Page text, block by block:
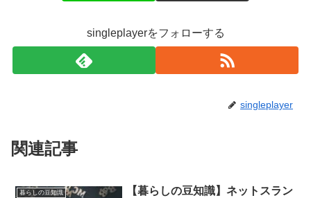
singleplayerをフォローする
singleplayer
関連記事
暮らしの豆知識
【暮らしの豆知識】ネットスラン